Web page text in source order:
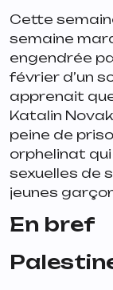
Cette
semaine
engendrée
février d’un
apprenait
Katalin
peine de
orphelinat
sexuelles de
jeunes
En bref